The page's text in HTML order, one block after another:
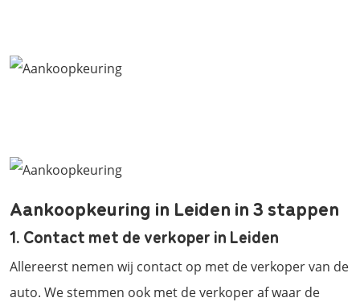
Aankoopkeuring in Leiden in 3 stappen
1. Contact met de verkoper in Leiden
Allereerst nemen wij contact op met de verkoper van de
auto. We stemmen ook met de verkoper af waar de